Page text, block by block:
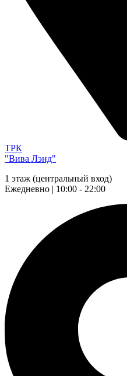
ТРК
"Вива Лэнд"
1 этаж (центральный вход)
Ежедневно | 10:00 - 22:00